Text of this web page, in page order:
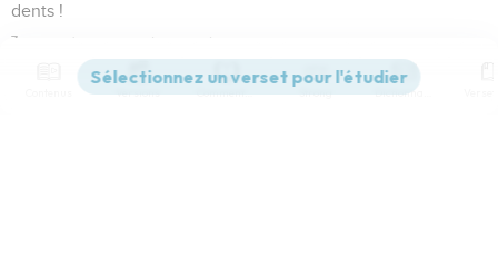
dents !
7
Notre âme s'est échappée comme l'oiseau du filet des
oiseleurs ; Le filet s'est rompu, et nous nous sommes
échappés.
Versions Commentaires Strong